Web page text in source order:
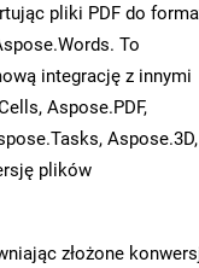
pliki PDF do
To
integrację z innymi
Aspose.PDF,
Aspose.3D,
plików
złożone